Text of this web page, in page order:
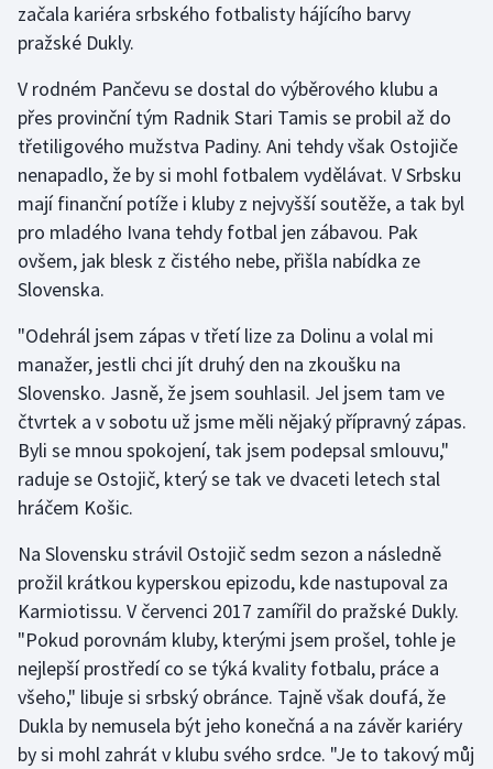
Plavání
Plážový volejbal
Ragby
Rychlobruslení
Rychlostní kanoistika
Short track
Sportovní střelba
Stolní tenis
Triatlon
Veslování
Vodní slalom
Volejbal
Ostatní
začala kariéra srbského fotbalisty hájícího barvy
pražské Dukly.
V rodném Pančevu se dostal do výběrového klubu a
přes provinční tým Radnik Stari Tamis se probil až do
třetiligového mužstva Padiny. Ani tehdy však Ostojiče
nenapadlo, že by si mohl fotbalem vydělávat. V Srbsku
mají finanční potíže i kluby z nejvyšší soutěže, a tak byl
pro mladého Ivana tehdy fotbal jen zábavou. Pak
ovšem, jak blesk z čistého nebe, přišla nabídka ze
Slovenska.
"Odehrál jsem zápas v třetí lize za Dolinu a volal mi
manažer, jestli chci jít druhý den na zkoušku na
Slovensko. Jasně, že jsem souhlasil. Jel jsem tam ve
čtvrtek a v sobotu už jsme měli nějaký přípravný zápas.
Byli se mnou spokojení, tak jsem podepsal smlouvu,"
raduje se Ostojič, který se tak ve dvaceti letech stal
hráčem Košic.
Na Slovensku strávil Ostojič sedm sezon a následně
prožil krátkou kyperskou epizodu, kde nastupoval za
Karmiotissu. V červenci 2017 zamířil do pražské Dukly.
"Pokud porovnám kluby, kterými jsem prošel, tohle je
nejlepší prostředí co se týká kvality fotbalu, práce a
všeho," libuje si srbský obránce. Tajně však doufá, že
Dukla by nemusela být jeho konečná a na závěr kariéry
by si mohl zahrát v klubu svého srdce. "Je to takový můj